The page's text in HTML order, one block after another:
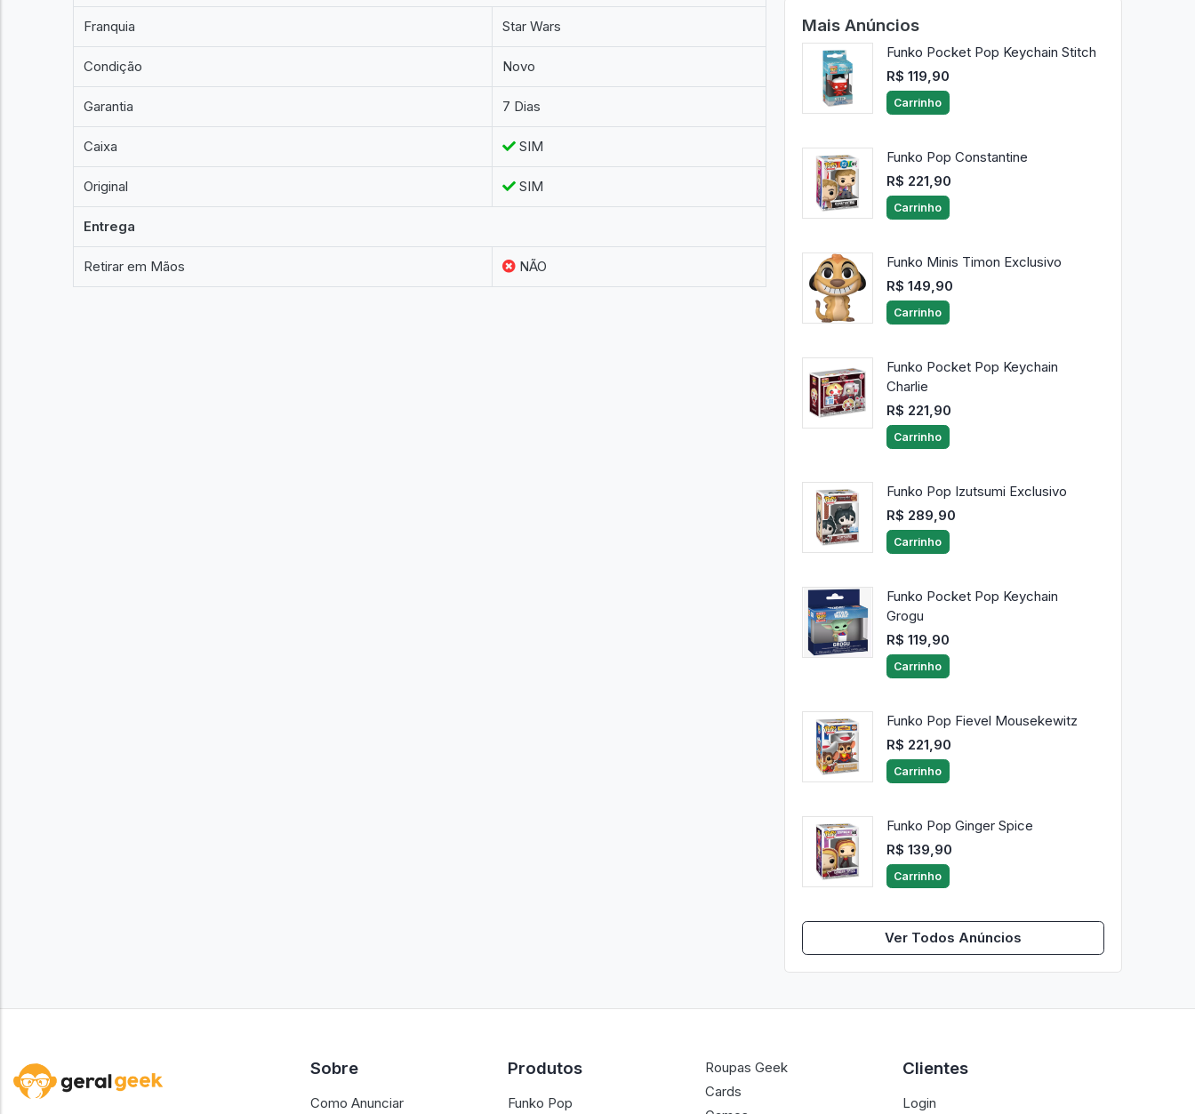
Franquia Star Wars
Condição Novo
Garantia 7 Dias
Caixa SIM
Original SIM
Entrega
Retirar em Mãos NÃO
Mais Anúncios
Funko Pocket Pop Keychain Stitch
R$ 119,90
Carrinho
Funko Pop Constantine
R$ 221,90
Carrinho
Funko Minis Timon Exclusivo
R$ 149,90
Carrinho
Funko Pocket Pop Keychain
Charlie
R$ 221,90
Carrinho
Funko Pop Izutsumi Exclusivo
R$ 289,90
Carrinho
Funko Pocket Pop Keychain
Grogu
R$ 119,90
Carrinho
Funko Pop Fievel Mousekewitz
R$ 221,90
Carrinho
Funko Pop Ginger Spice
R$ 139,90
Carrinho
Ver Todos Anúncios
Sobre
Como Anunciar
Produtos
Funko Pop
Roupas Geek
Cards
Clientes
Login